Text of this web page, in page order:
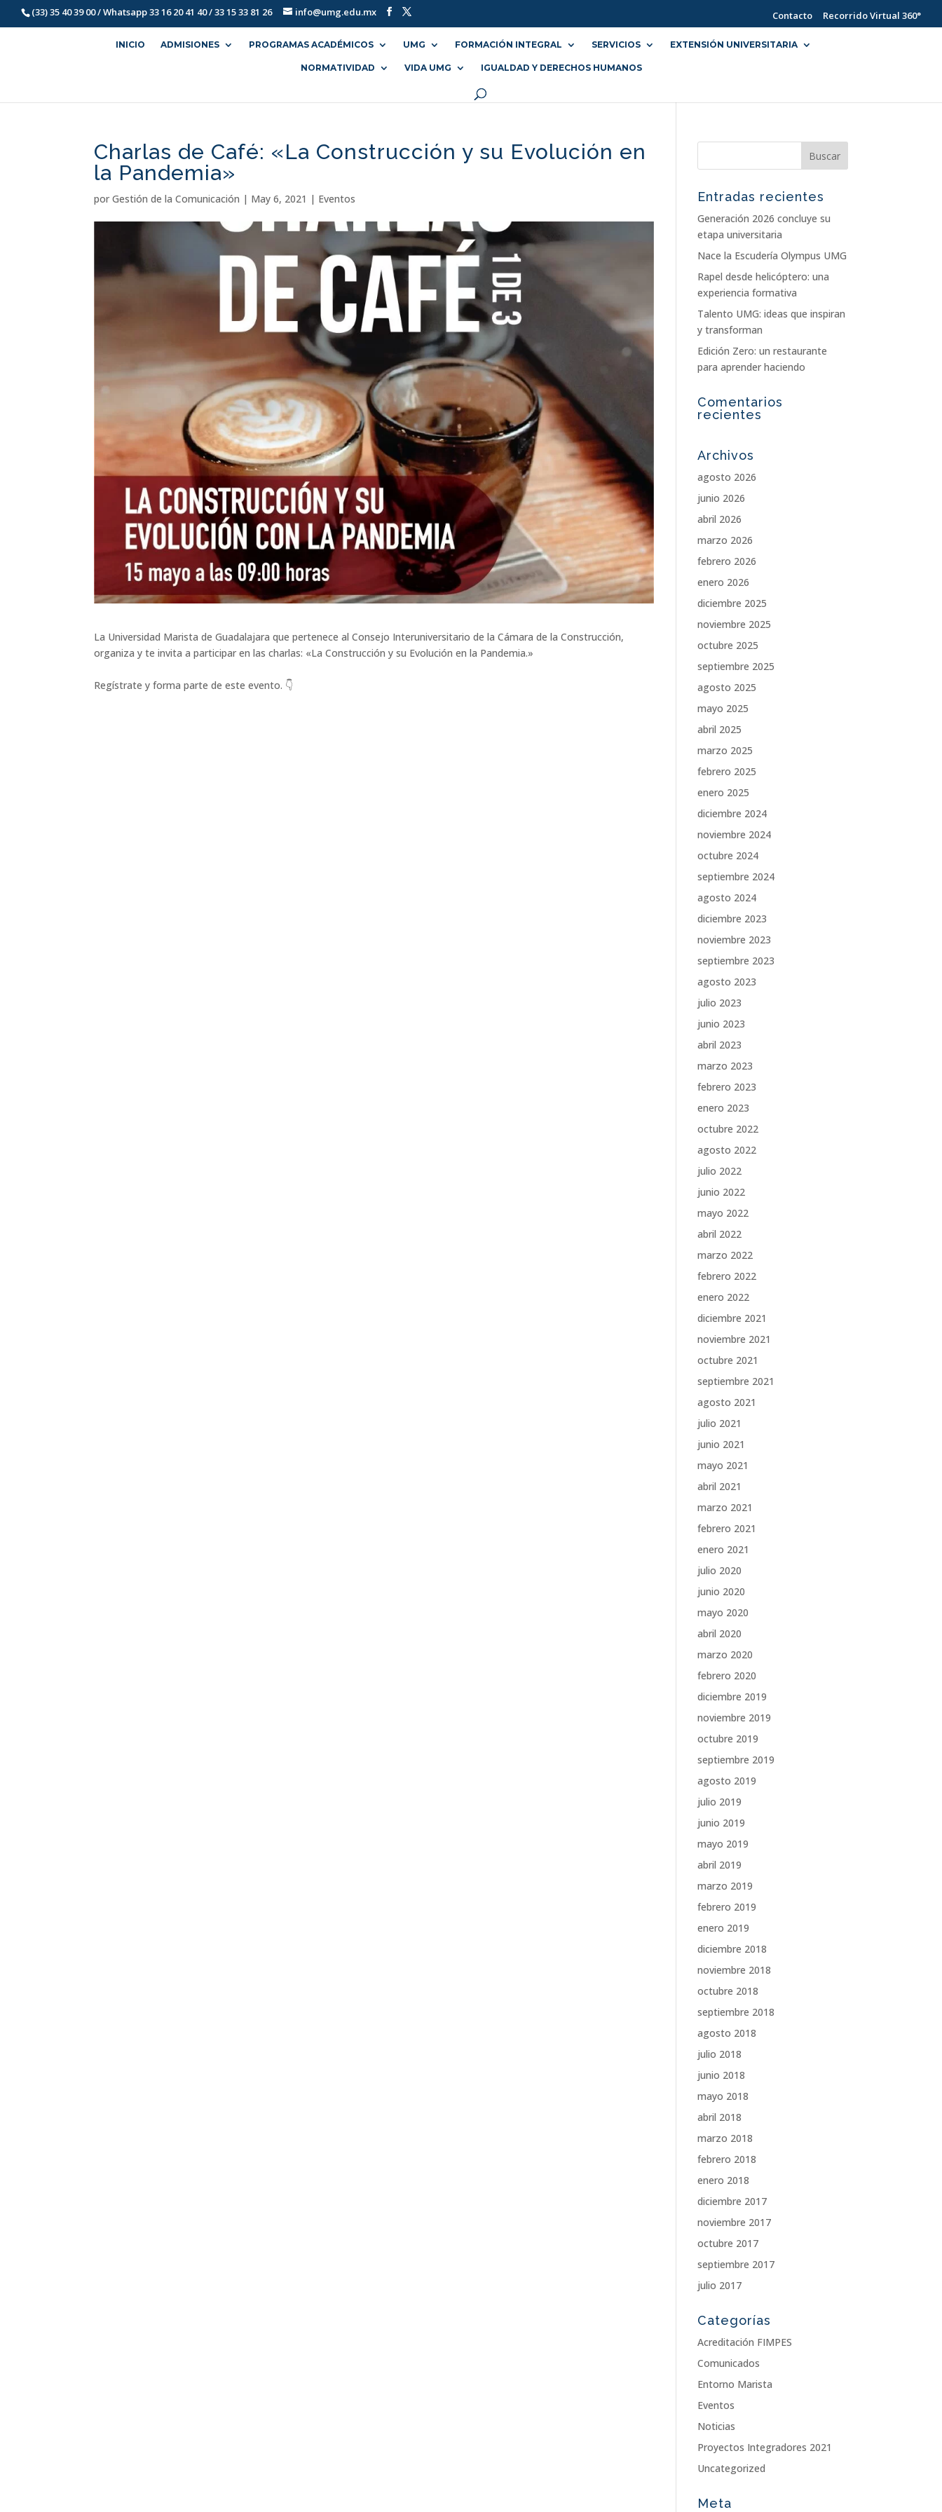
(33) 35 40 39 00 / Whatsapp 33 16 20 41 40 / 33 15 33 81 26 info@umg.edu.mx Contacto Recorrido Virtual 360°
INICIO ADMISIONES PROGRAMAS ACADÉMICOS UMG FORMACIÓN INTEGRAL SERVICIOS EXTENSIÓN UNIVERSITARIA
NORMATIVIDAD VIDA UMG IGUALDAD Y DERECHOS HUMANOS
Charlas de Café: «La Construcción y su Evolución en
la Pandemia»
porGestión de la Comunicación | May 6, 2021 | Eventos
La Universidad Marista de Guadalajara que pertenece al Consejo Interuniversitario de la Cámara de la Construcción,
organiza y te invita a participar en las charlas: «La Construcción y su Evolución en la Pandemia.»
Regístrate y forma parte de este evento. 👇
Entradas recientes
Generación 2026 concluye su
etapa universitaria
Nace la Escudería Olympus UMG
Rapel desde helicóptero: una
experiencia formativa
Talento UMG: ideas que inspiran
y transforman
Edición Zero: un restaurante
para aprender haciendo
Comentarios
recientes
Archivos
agosto 2026
junio 2026
abril 2026
marzo 2026
febrero 2026
enero 2026
diciembre 2025
noviembre 2025
octubre 2025
septiembre 2025
agosto 2025
mayo 2025
abril 2025
marzo 2025
febrero 2025
enero 2025
diciembre 2024
noviembre 2024
octubre 2024
septiembre 2024
agosto 2024
diciembre 2023
noviembre 2023
septiembre 2023
agosto 2023
julio 2023
junio 2023
abril 2023
marzo 2023
febrero 2023
enero 2023
octubre 2022
agosto 2022
julio 2022
junio 2022
mayo 2022
abril 2022
marzo 2022
febrero 2022
enero 2022
diciembre 2021
noviembre 2021
octubre 2021
septiembre 2021
agosto 2021
julio 2021
junio 2021
mayo 2021
abril 2021
marzo 2021
febrero 2021
enero 2021
julio 2020
junio 2020
mayo 2020
abril 2020
marzo 2020
febrero 2020
diciembre 2019
noviembre 2019
octubre 2019
septiembre 2019
agosto 2019
julio 2019
junio 2019
mayo 2019
abril 2019
marzo 2019
febrero 2019
enero 2019
diciembre 2018
noviembre 2018
octubre 2018
septiembre 2018
agosto 2018
julio 2018
junio 2018
mayo 2018
abril 2018
marzo 2018
febrero 2018
enero 2018
diciembre 2017
noviembre 2017
octubre 2017
septiembre 2017
julio 2017
Categorías
Acreditación FIMPES
Comunicados
Entorno Marista
Eventos
Noticias
Proyectos Integradores 2021
Uncategorized
Meta